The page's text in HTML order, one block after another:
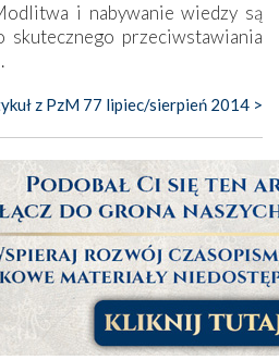
i nabywanie wiedzy są
skutecznego przeciwstawiania
z PzM 77 lipiec/sierpień 2014 >